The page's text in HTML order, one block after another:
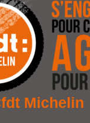
Michelin